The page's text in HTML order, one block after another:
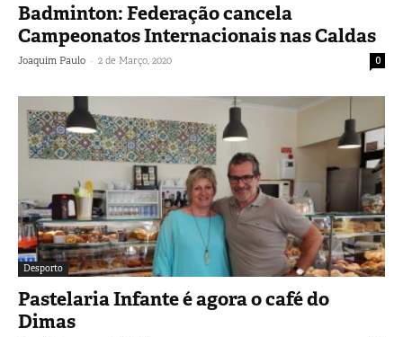
Badminton: Federação cancela
Campeonatos Internacionais nas Caldas
Joaquim Paulo - 2 de Março, 2020 0
Desporto
Pastelaria Infante é agora o café do
Dimas